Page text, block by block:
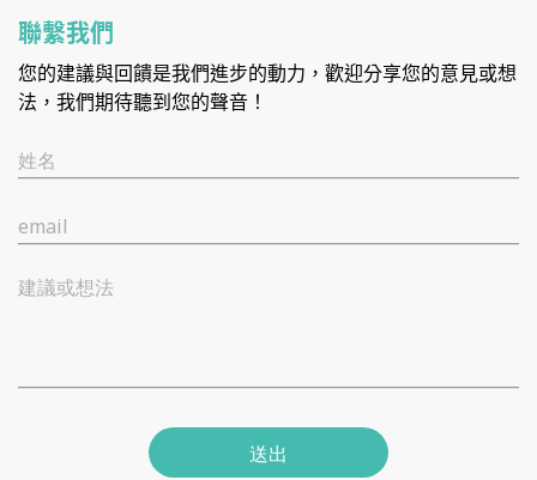
聯繫我們
您的建議與回饋是我們進步的動力，歡迎分享您的意見或想
法，我們期待聽到您的聲音！
姓名
email
建議或想法
送出